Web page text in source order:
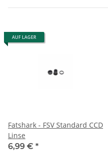
AUF LAGER
Fatshark - FSV Standard CCD
Linse
6,99 € *